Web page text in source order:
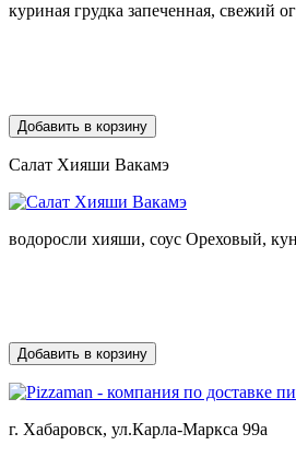
куриная грудка запеченная, свежий
Добавить в корзину
Салат Хияши Вакамэ
водоросли хияши, соус Ореховый,
Добавить в корзину
г. Хабаровск, ул.Карла-Маркса 99а